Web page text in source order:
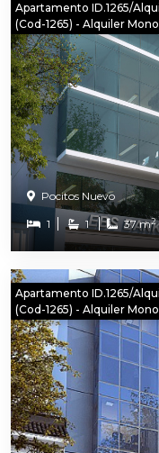
Apartamento ID.1265/
(cod-1265) - Alquiler
Pocitos Nuevo
1 1 37 m2
Apartamento ID.1265/
(cod-1265) - Alquiler